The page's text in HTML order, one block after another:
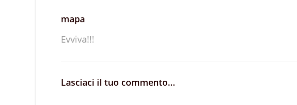
mapa
Evviva!!!
Lasciaci il tuo commento...